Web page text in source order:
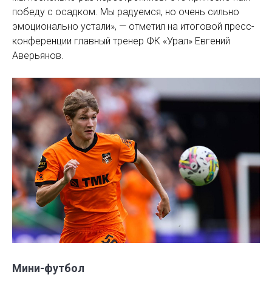
победу с осадком. Мы радуемся, но очень сильно
эмоционально устали», — отметил на итоговой пресс-
конференции главный тренер ФК «Урал» Евгений
Аверьянов.
Мини-футбол